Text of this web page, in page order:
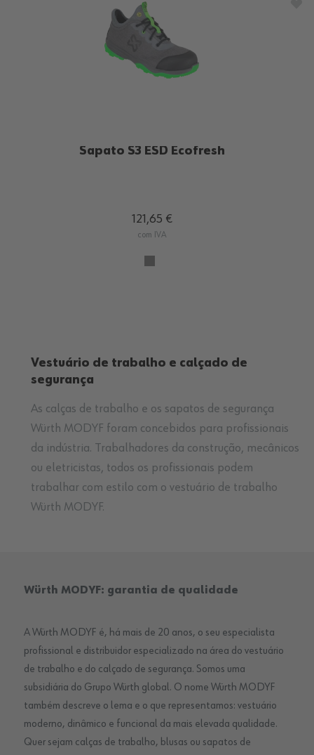
SAPATO S1P CARACAS
108,12 €
com IVA
Vestuário de trabalho e calçado de
segurança
As calças de trabalho e os sapatos de segurança
Würth MODYF foram concebidos para profissionais
da indústria. Trabalhadores da construção, mecânicos
ou eletricistas, todos os profissionais podem
trabalhar com estilo com o vestuário de trabalho
Würth MODYF.
Würth MODYF: garantia de qualidade
A Würth MODYF é, há mais de 20 anos, o seu especialista
profissional e distribuidor especializado na área do vestuário
de trabalho e do calçado de segurança. Somos uma
subsidiária do Grupo Würth global. O nome Würth MODYF
também descreve o lema e o que representamos: vestuário
moderno, dinâmico e funcional da mais elevada qualidade.
Quer sejam calças de trabalho, blusas ou sapatos de